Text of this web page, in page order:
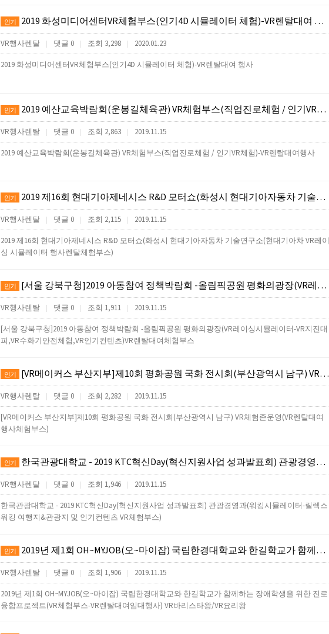
인기 2019 화성미디어센터VR체험부스(인기4D 시뮬레이터 체험)-VR렌탈대여 행사
VR행사렌탈 | 댓글 0 | 조회 3,298 | 2020.01.23
2019 화성미디어센터VR체험부스(인기4D 시뮬레이터 체험)-VR렌탈대여 행사
인기 2019 예산교육박람회(운봉길체육관) VR체험부스(직업진로체험 / 인기VR체험)-VR렌탈대여행사
VR행사렌탈 | 댓글 0 | 조회 2,863 | 2019.11.15
2019 예산교육박람회(운봉길체육관) VR체험부스(직업진로체험 / 인기VR체험)-VR렌탈대여행사
인기 2019 제16회 현대기아제네시스 R&D 모터쇼(화성시 현대기아자동차 기술연구소(현대기아차 VR레이싱 시뮬레이터 행사렌탈체험부스)
VR행사렌탈 댓글 0 조회 2,115 2019.11.15
2019 제16회 현대기아제네시스 R&D 모터쇼(화성시 현대기아자동차 기술연구소(현대기아차 VR레이
싱 시뮬레이터 행사렌탈체험부스)
인기 [서울 강북구청]2019 아동참여 정책박람회 -올림픽공원 평화의광장(VR레이싱시뮬레이터-VR지진대피,VR수화기안전체험,VR인기컨텐츠)VR렌탈대여체험부스
VR행사렌탈 댓글 0 조회 1,911 2019.11.15
[서울 강북구청]2019 아동참여 정책박람회 -올림픽공원 평화의광장(VR레이싱시뮬레이터-VR지진대
피,VR수화기안전체험,VR인기컨텐츠)VR렌탈대여체험부스
인기 [VR메이커스 부산지부]제10회 평화공원 국화 전시회(부산광역시 남구) VR체험존운영(VR렌탈대여행사체험부스)
VR행사렌탈 댓글 0 조회 2,282 2019.11.15
[VR메이커스 부산지부]제10회 평화공원 국화 전시회(부산광역시 남구) VR체험존운영(VR렌탈대여
행사체험부스)
인기 한국관광대학교 - 2019 KTC혁신Day(혁신지원사업 성과발표회) 관광경영과(워킹시뮬레이터-릴렉스워킹 여행지&관광지 및 인기컨텐츠 VR체험부스)
VR행사렌탈 | 댓글 0 | 조회 1,946 | 2019.11.15
한국관광대학교 - 2019 KTC혁신Day(혁신지원사업 성과발표회) 관광경영과(워킹시뮬레이터-릴렉스
워킹 여행지&관광지 및 인기컨텐츠 VR체험부스)
인기 2019년 제1회 OH~MYJOB(오~마이잡) 국립한경대학교와 한길학교가 함께하는 장애학생을 위한 진로융합프로젝트(VR체험부스-VR렌탈대여임대행사) VR바리스타왕/VR요리왕
VR행사렌탈 | 댓글 0 | 조회 1,906 | 2019.11.15
2019년 제1회 OH~MYJOB(오~마이잡) 국립한경대학교와 한길학교가 함께하는 장애학생을 위한 진로
융합프로젝트(VR체험부스-VR렌탈대여임대행사) VR바리스타왕/VR요리왕